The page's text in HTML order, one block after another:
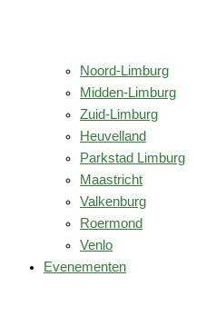
Noord-Limburg
Midden-Limburg
Zuid-Limburg
Heuvelland
Parkstad Limburg
Maastricht
Valkenburg
Roermond
Venlo
Evenementen